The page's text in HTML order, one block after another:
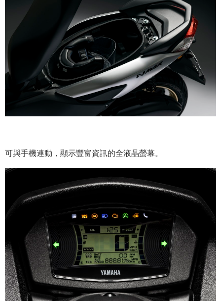
可與手機連動，顯示豐富資訊的全液晶螢幕。